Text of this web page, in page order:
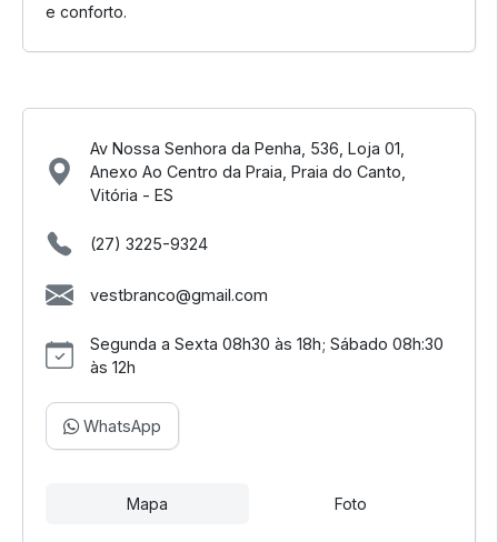
e conforto.
Av Nossa Senhora da Penha, 536, Loja 01,
Anexo Ao Centro da Praia, Praia do Canto,
Vitória - ES
(27) 3225-9324
vestbranco@gmail.com
Segunda a Sexta 08h30 às 18h; Sábado 08h:30
às 12h
WhatsApp
Mapa Foto